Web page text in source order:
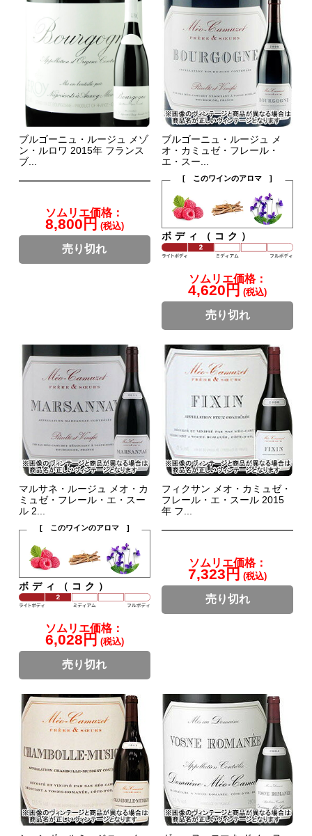
ブルゴーニュ・ルージュ メゾ
ン・ルロワ 2015年 フランス
ブ...
ソムリエ価格：
8,800円 (税込)
売り切れ
ブルゴーニュ・ルージュ メ
オ・カミュゼ・フレール・
エ・スー...
[ このワインのアロマ ]
ボディ（コク）
ソムリエ価格：
4,620円 (税込)
売り切れ
マルサネ・ルージュ メオ・カ
ミュゼ・フレール・エ・スー
ル 2...
[ このワインのアロマ ]
ボディ（コク）
ソムリエ価格：
6,028円 (税込)
売り切れ
フィクサン メオ・カミュゼ・
フレール・エ・スール 2015
年 フ...
ソムリエ価格：
7,323円 (税込)
売り切れ